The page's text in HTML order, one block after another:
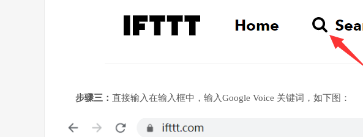
步骤三： 直接输入在输入框中，输入Google Voice 关键词，如下图：